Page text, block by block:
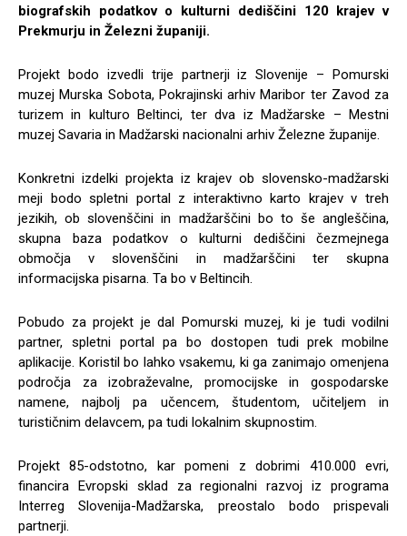
biografskih podatkov o kulturni dediščini 120 krajev v
Prekmurju in Železni županiji.
Projekt bodo izvedli trije partnerji iz Slovenije – Pomurski
muzej Murska Sobota, Pokrajinski arhiv Maribor ter Zavod za
turizem in kulturo Beltinci, ter dva iz Madžarske – Mestni
muzej Savaria in Madžarski nacionalni arhiv Železne županije.
Konkretni izdelki projekta iz krajev ob slovensko-madžarski
meji bodo spletni portal z interaktivno karto krajev v treh
jezikih, ob slovenščini in madžarščini bo to še angleščina,
skupna baza podatkov o kulturni dediščini čezmejnega
območja v slovenščini in madžarščini ter skupna
informacijska pisarna. Ta bo v Beltincih.
Pobudo za projekt je dal Pomurski muzej, ki je tudi vodilni
partner, spletni portal pa bo dostopen tudi prek mobilne
aplikacije. Koristil bo lahko vsakemu, ki ga zanimajo omenjena
področja za izobraževalne, promocijske in gospodarske
namene, najbolj pa učencem, študentom, učiteljem in
turističnim delavcem, pa tudi lokalnim skupnostim.
Projekt 85-odstotno, kar pomeni z dobrimi 410.000 evri,
financira Evropski sklad za regionalni razvoj iz programa
Interreg Slovenija-Madžarska, preostalo bodo prispevali
partnerji.